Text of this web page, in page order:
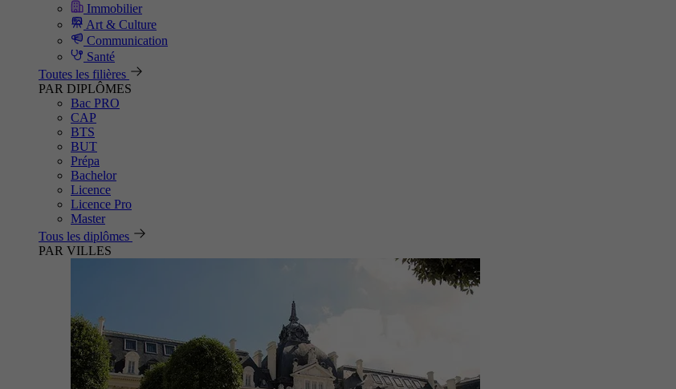
Immobilier
Art & Culture
Communication
Santé
Toutes les filières
PAR DIPLÔMES
Bac PRO
CAP
BTS
BUT
Prépa
Bachelor
Licence
Licence Pro
Master
Tous les diplômes
PAR VILLES